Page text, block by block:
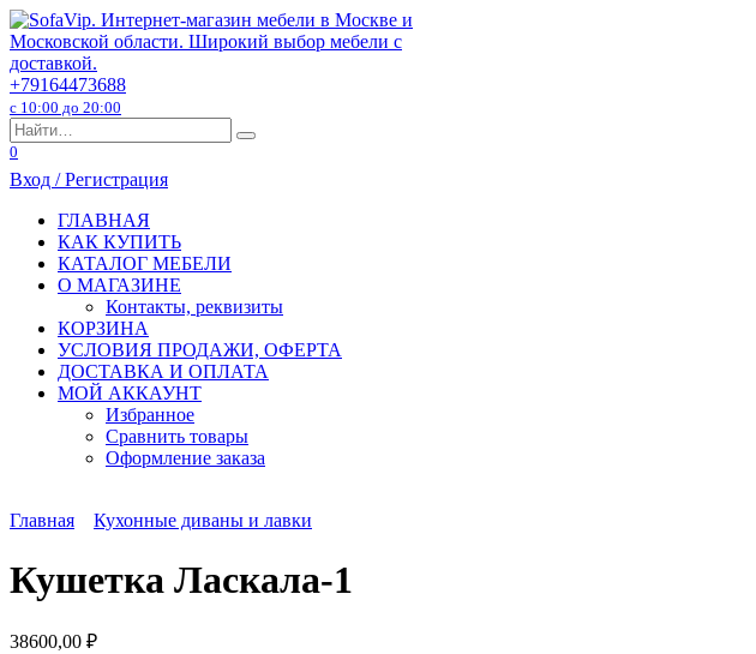
Перейти
к
содержанию
+79164473688
с 10:00 до 20:00
Search
for:
0
Вход / Регистрация
ГЛАВНАЯ
КАК КУПИТЬ
КАТАЛОГ МЕБЕЛИ
О МАГАЗИНЕ
Контакты, реквизиты
КОРЗИНА
УСЛОВИЯ ПРОДАЖИ, ОФЕРТА
ДОСТАВКА И ОПЛАТА
МОЙ АККАУНТ
Избранное
Сравнить товары
Оформление заказа
Главная Кухонные диваны и лавки
Кушетка Ласкала-1
38600,00 ₽